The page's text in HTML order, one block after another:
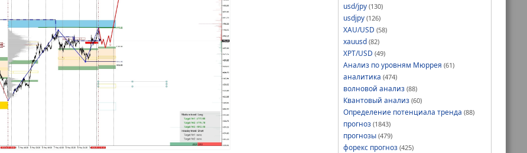
usd/jpy (130)
usdjpy (126)
XAU/USD (58)
xauusd (82)
XPT/USD (49)
Анализ по уровням Мюррея (61)
аналитика (474)
волновой анализ (88)
Квантовый анализ (60)
Определение потенциала тренда (88)
прогноз (1843)
прогнозы (479)
форекс прогноз (425)